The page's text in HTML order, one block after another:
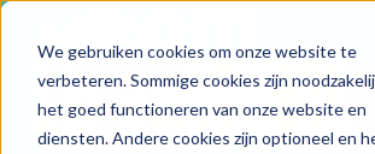
We gebruiken cookies om onze website te
verbeteren. Sommige cookies zijn
het goed functioneren van onze website en
diensten. Andere cookies zijn optioneel en
Hier vind je ons
Onze aanpak
Zoeken